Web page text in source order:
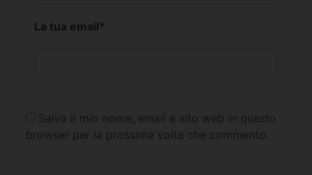
La tua email*
Salva il mio nome, email e sito web in questo
browser per la prossima volta che commento.